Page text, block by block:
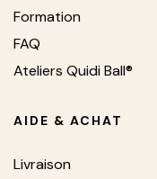
Formation
FAQ
Ateliers Quidi Ball®
AIDE & ACHAT
Livraison